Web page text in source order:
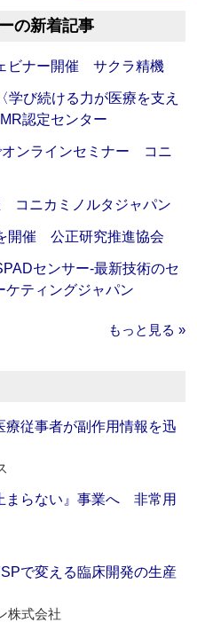
の新着記事
ビナー開催 サクラ精機
学び続ける力が医療を支え
認定センター
オンラインセミナー コニ
コニカミノルタジャパン
開催 公正研究推進協会
センサー‐最新技術のセ
ティングジャパン
もっと見る »
療従事者が副作用情報を迅
まらない』事業へ 非常用
で変える臨床開発の生産
株式会社